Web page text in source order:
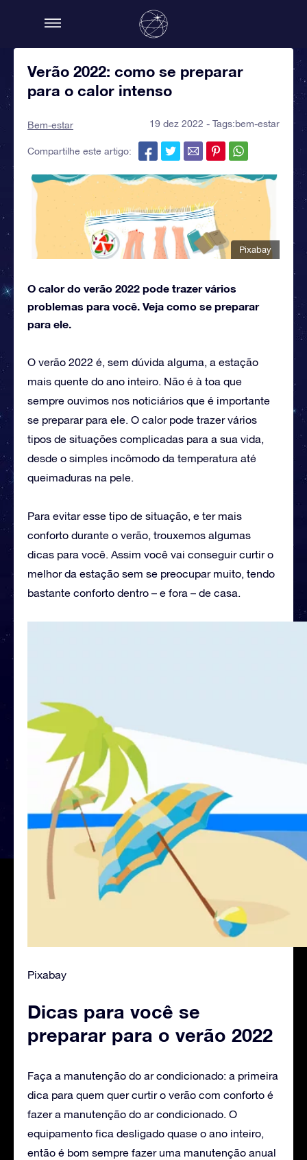
Verão 2022: como se preparar
para o calor intenso
Bem-estar 19 dez 2022 - Tags:bem-estar
Compartilhe este artigo:
Pixabay
O calor do verão 2022 pode trazer vários
problemas para você. Veja como se preparar
para ele.
O verão 2022 é, sem dúvida alguma, a estação
mais quente do ano inteiro. Não é à toa que
sempre ouvimos nos noticiários que é importante
se preparar para ele. O calor pode trazer vários
tipos de situações complicadas para a sua vida,
desde o simples incômodo da temperatura até
queimaduras na pele.
Para evitar esse tipo de situação, e ter mais
conforto durante o verão, trouxemos algumas
dicas para você. Assim você vai conseguir curtir o
melhor da estação sem se preocupar muito, tendo
bastante conforto dentro – e fora – de casa.
Pixabay
Dicas para você se
preparar para o verão 2022
Faça a manutenção do ar condicionado: a primeira
dica para quem quer curtir o verão com conforto é
fazer a manutenção do ar condicionado. O
equipamento fica desligado quase o ano inteiro,
então é bom sempre fazer uma manutenção anual